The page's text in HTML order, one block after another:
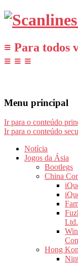
≡ Para todos
≡ ≡ ≡
Menu principal
Ir para o conteúdo
Ir para o conteúdo
Notícia
Jogos da Ásia
Bootlegs
China
Ltd.
Hong